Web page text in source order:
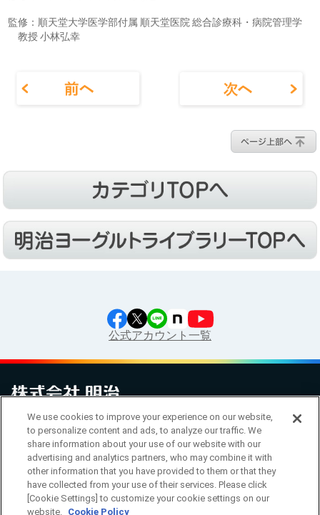
監修：順天堂大学医学部付属 順天堂医院 総合診療科・病院管理学
教授 小林弘幸
公式アカウント一覧
お問い合わせ サイトマップ個人情報保護について電子公告
アクセシビリティへの対応方針ご利用規約明治グループのDX
Cookie Settings
明治ホールディングス株式会社 （ ｜ 簡体 ）
We use cookies to improve your experience on our website,
to personalize content and ads, to analyze our traffic. We
share information about your use of our website with our
advertising and analytics partners, who may combine it with
other information that you have provided to them or that they
have collected from your use of their services. Please click
[Cookie Settings] to customize your cookie settings on our
website. Cookie Policy